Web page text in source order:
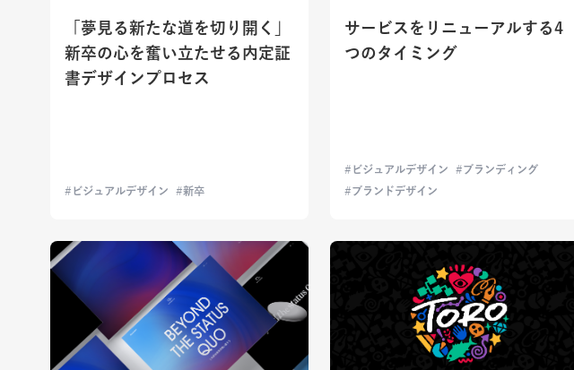
「夢見る新たな道を切り開く」
新卒の心を奮い立たせる内定証
書デザインプロセス
ビジュアルデザイン 新卒
サービスをリニューアルする4
つのタイミング
ビジュアルデザイン
ブランディング
ブランドデザイン